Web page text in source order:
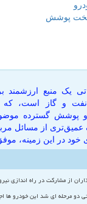
پوشش
منبع ارزشمند
نفت و گاز است، که
پوشش گسترده
از مسائل
خود در این زمینه،
از مشارکت در راه اندازی
دو مرحله ای شد این خودرو ها